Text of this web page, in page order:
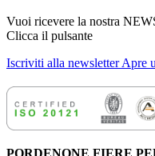
Vuoi ricevere la nostra
Clicca il pulsante
Iscriviti alla newsletterApre
PORDENONE FIERE